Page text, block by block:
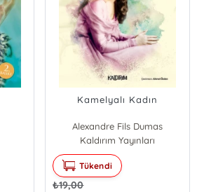
Kamelyalı Kadın
Alexandre Fils Dumas
Kaldırım Yayınları
Tükendi
₺19,00